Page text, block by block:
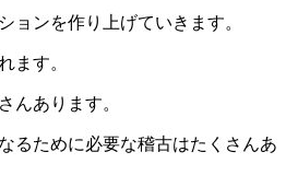
ョンを作り上げていきます。
ます。
んあります。
るために必要な稽古はたくさんあ